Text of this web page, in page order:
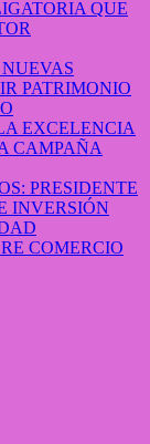
QUE
PATRIMONIO
EXCELENCIA
CAMPAÑA
PRESIDENTE
INVERSIÓN
COMERCIO